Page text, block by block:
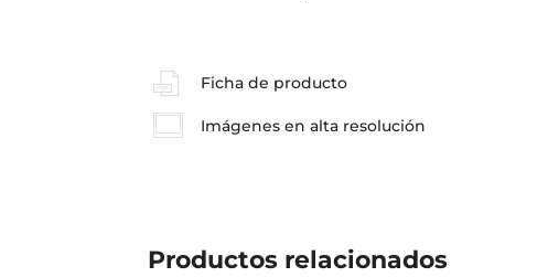
Ficha de producto
Imágenes en alta resolución
Productos relacionados